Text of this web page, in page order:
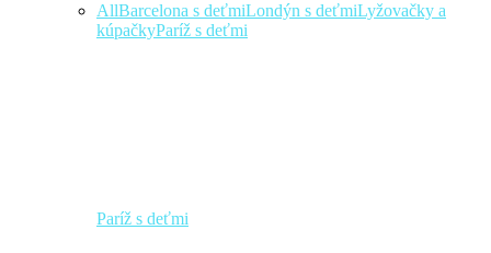
AllBarcelona s deťmiLondýn s deťmiLyžovačky a
kúpačkyParíž s deťmi
Paríž s deťmi